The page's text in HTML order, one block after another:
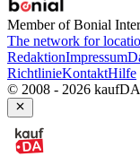
Member of Bonial
The network for
RedaktionImpressum
RichtlinieKontaktHilfe
© 2008 - 2026